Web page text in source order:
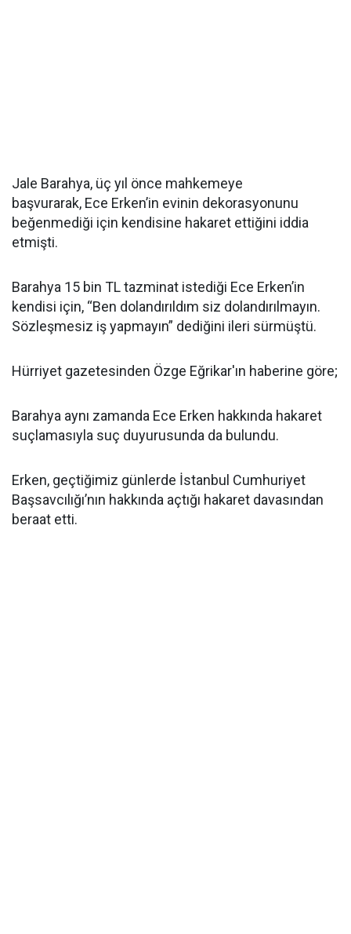
Jale Barahya, üç yıl önce mahkemeye
başvurarak, Ece Erken’in evinin dekorasyonunu
beğenmediği için kendisine hakaret ettiğini iddia
etmişti.
Barahya 15 bin TL tazminat istediği Ece Erken’in
kendisi için, “Ben dolandırıldım siz dolandırılmayın.
Sözleşmesiz iş yapmayın” dediğini ileri sürmüştü.
Hürriyet gazetesinden Özge Eğrikar'ın haberine göre;
Barahya aynı zamanda Ece Erken hakkında hakaret
suçlamasıyla suç duyurusunda da bulundu.
Erken, geçtiğimiz günlerde İstanbul Cumhuriyet
Başsavcılığı’nın hakkında açtığı hakaret davasından
beraat etti.